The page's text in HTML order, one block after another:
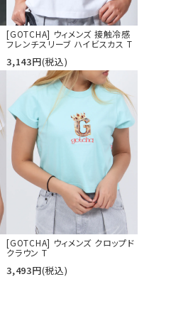
[GOTCHA] ウィメンズ 接触冷感
フレンチスリーブ ハイビスカス T
3,143円(税込)
[GOTCHA] ウィメンズ クロップド
クラウン T
3,493円(税込)